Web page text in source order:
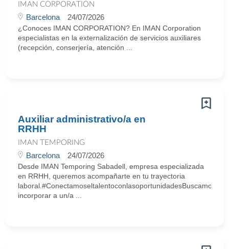
IMAN CORPORATION
Barcelona 24/07/2026
¿Conoces IMAN CORPORATION? En IMAN Corporation
especialistas en la externalización de servicios auxiliares
(recepción, conserjería, atención ...
Auxiliar administrativo/a en
RRHH
IMAN TEMPORING
Barcelona 24/07/2026
Desde IMAN Temporing Sabadell, empresa especializada
en RRHH, queremos acompañarte en tu trayectoria
laboral.#ConectamoseltalentoconlasoportunidadesBuscamos
incorporar a un/a ...